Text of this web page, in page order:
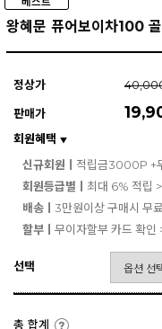
왕혜문 퓨어보이차100
정상가
판매가
회원혜택 ▼
신규회원ㅣ 적립금3000P +
회원등급별ㅣ 최대 6% 적립 >
배송ㅣ 3만원이상 구매시 무
할부ㅣ 무이자할부 카드 확인
선택
총 합계